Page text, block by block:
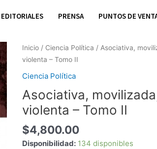
EDITORIALES PRENSA PUNTOS DE
Inicio/ Ciencia Política / Asociativa,
violenta – Tomo II
Ciencia Política
Asociativa,
violenta – Tomo II
$4,800.00
Disponibilidad: 134 disponibles
Asociativa,
movilizada,
violenta
-
Tomo
II
cantidad